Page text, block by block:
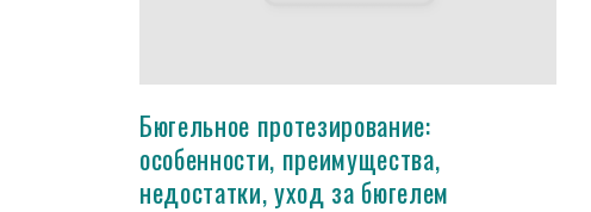
Бюгельное протезирование:
особенности, преимущества,
недостатки, уход за бюгелем